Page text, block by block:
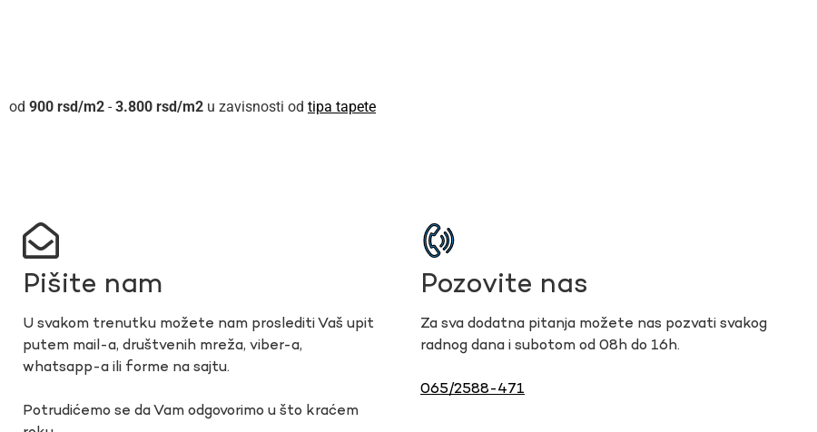
900 rsd - 3.800 rsd u zavisnosti od tipa tapete
Pišite nam
U svakom trenutku možete nam proslediti Vaš upit
putem mail-a, društvenih mreža, viber-a,
whatsapp-a ili forme na sajtu.
Potrudićemo se da Vam odgovorimo u što kraćem
Pozovite nas
Za sva dodatna pitanja možete nas pozvati svakog
radnog dana i subotom od 08h do 16h.
065/2588-471